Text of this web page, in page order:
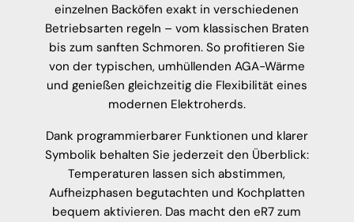
einzelnen Backöfen exakt in verschiedenen
Betriebsarten regeln – vom klassischen Braten
bis zum sanften Schmoren. So profitieren Sie
von der typischen, umhüllenden AGA-Wärme
und genießen gleichzeitig die Flexibilität eines
modernen Elektroherds.
Dank programmierbarer Funktionen und klarer
Symbolik behalten Sie jederzeit den Überblick:
Temperaturen lassen sich abstimmen,
Aufheizphasen begutachten und Kochplatten
bequem aktivieren. Das macht den eR7 zum